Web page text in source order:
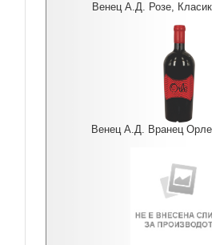
Венец А.Д. Розе,
Венец А.Д. Вранец